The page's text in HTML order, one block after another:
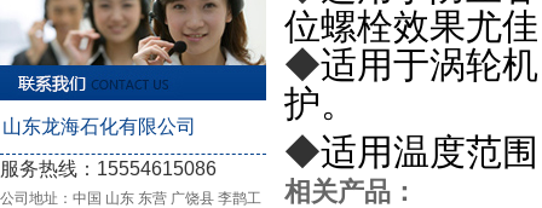
山东龙海石化有限公司
服务热线：15554615086
公司地址：中国 山东 东营 广饶县 李鹊工
位螺栓效果尤
◆适用于涡轮
护。
◆适用温度范
相关产品：